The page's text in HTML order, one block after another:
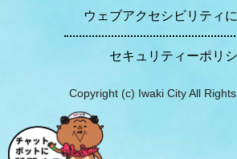
ウェブアクセシビリティ
セキュリティーポリ
Copyright (c) Iwaki City All